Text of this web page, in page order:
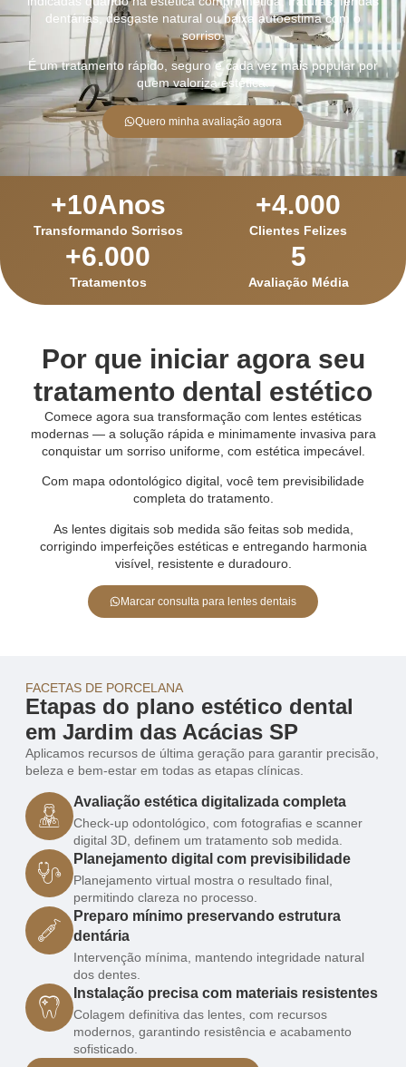
dentárias, desgaste natural ou baixa autoestima com o
sorriso.
É um tratamento rápido, seguro e cada vez mais popular por
quem valoriza estética.
Quero minha avaliação agora
Transformando Sorrisos
+10Anos
Clientes Felizes
+4.000
Tratamentos
+6.000
Avaliação Média
5
Por que iniciar agora seu
tratamento dental estético
Comece agora sua transformação com lentes estéticas
modernas — a solução rápida e minimamente invasiva para
conquistar um sorriso uniforme, com estética impecável.
Com mapa odontológico digital, você tem previsibilidade
completa do tratamento.
As lentes digitais sob medida são feitas sob medida,
corrigindo imperfeições estéticas e entregando harmonia
visível, resistente e duradouro.
Marcar consulta para lentes dentais
FACETAS DE PORCELANA
Etapas do plano estético dental
em Jardim das Acácias SP
Aplicamos recursos de última geração para garantir precisão,
beleza e bem-estar em todas as etapas clínicas.
Avaliação estética digitalizada completa
Check-up odontológico, com fotografias e scanner
digital 3D, definem um tratamento sob medida.
Planejamento digital com previsibilidade
Planejamento virtual mostra o resultado final,
permitindo clareza no processo.
Preparo mínimo preservando estrutura
dentária
Intervenção mínima, mantendo integridade natural
dos dentes.
Instalação precisa com materiais resistentes
Colagem definitiva das lentes, com recursos
modernos, garantindo resistência e acabamento
sofisticado.